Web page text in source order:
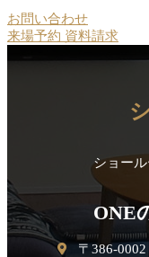
お問い合わせ
来場予約 資料請求
ショー
ONE
〒386-